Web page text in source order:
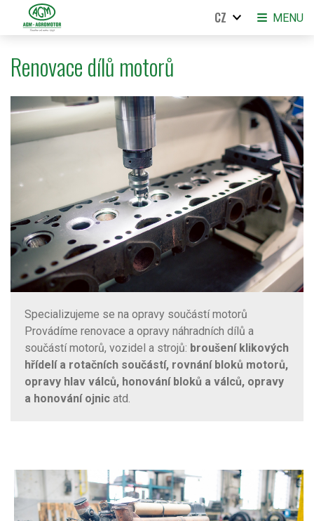
Renovace dílů motorů
Specializujeme se na opravy součástí motorů
Provádíme renovace a opravy náhradních dílů a
součástí motorů, vozidel a strojů: broušení klikových
hřídelí a rotačních součástí, rovnání bloků motorů,
opravy hlav válců, honování bloků a válců, opravy
a honování ojnic atd.
MENU
CZ